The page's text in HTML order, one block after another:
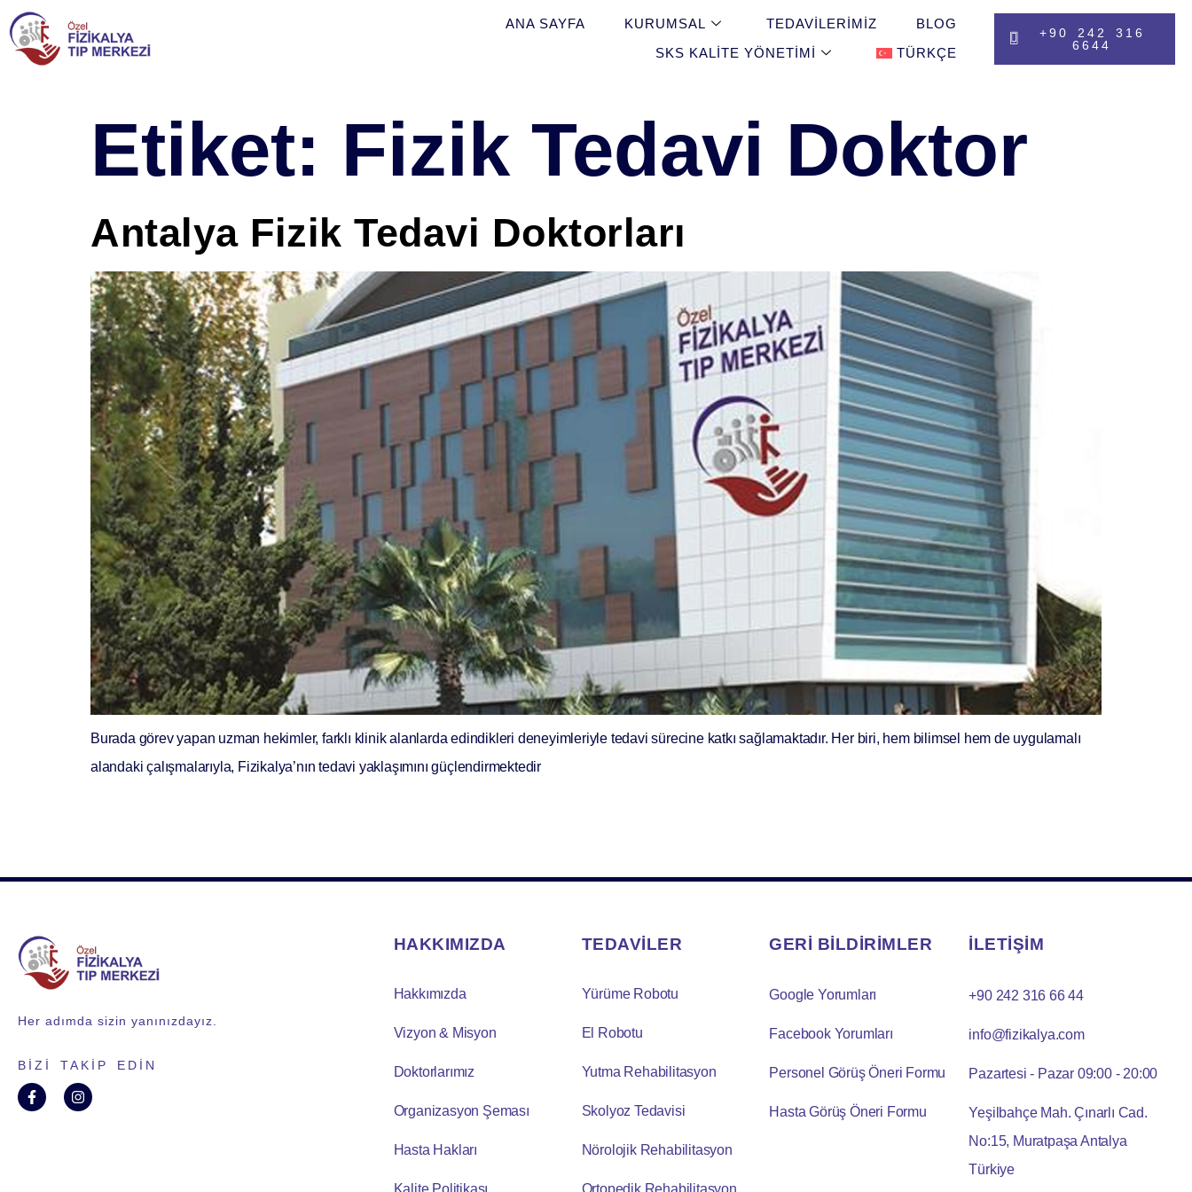
ANA SAYFA KURUMSAL TEDAVILERIMIZ
BLOG
SKS KALITE YÖNETIMI
TÜRKÇE
+90 242 316
6644
Etiket: Fizik Tedavi Doktor
Antalya Fizik Tedavi Doktorları
Burada görev yapan uzman hekimler, farklı klinik alanlarda edindikleri deneyimleriyle tedavi sürecine katkı sağlamaktadır. Her biri, hem bilimsel hem de uygulamalı
alandaki çalışmalarıyla, Fizikalya’nın tedavi yaklaşımını güçlendirmektedir
Her adımda sizin yanınızdayız.
BIZI TAKIP EDIN
HAKKIMIZDA
Hakkımızda
Vizyon & Misyon
Doktorlarımız
Organizasyon Şeması
Hasta Hakları
TEDAVİLER
Yürüme Robotu
El Robotu
Yutma Rehabilitasyon
Skolyoz Tedavisi
Nörolojik Rehabilitasyon
GERİ BİLDİRİMLER
Google Yorumları
Facebook Yorumları
Personel Görüş Öneri Formu
Hasta Görüş Öneri Formu
İLETİŞİM
+90 242 316 66 44
info@fizikalya.com
Pazartesi - Pazar 09:00 - 20:00
Yeşilbahçe Mah. Çınarlı Cad.
No:15, Muratpaşa Antalya
Türkiye